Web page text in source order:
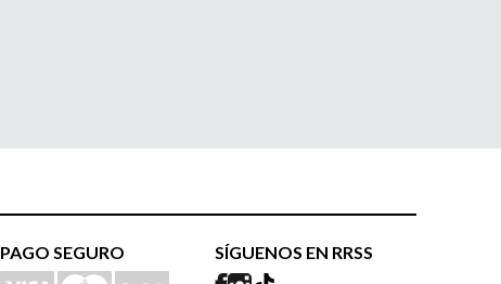
PAGO SEGURO SÍGUENOS EN RRSS